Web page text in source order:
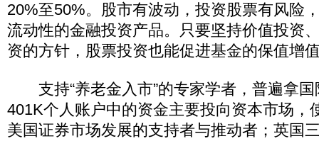
20%至50%。股市有波动，投资股票有风险
流动性的金融投资产品。只要坚持价值投资
资的方针，股票投资也能促进基金的保值增
支持“养老金入市”的专家学者，普遍拿国
401K个人账户中的资金主要投向资本市场，
美国证券市场发展的支持者与推动者；英国